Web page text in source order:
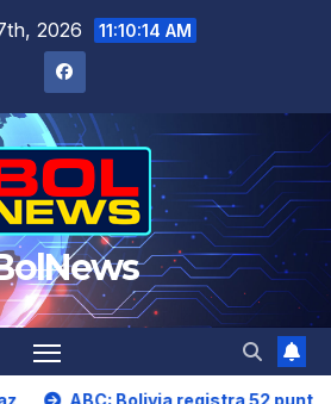
2026 11:10:15 AM
registra 52 puntos de bloqueo